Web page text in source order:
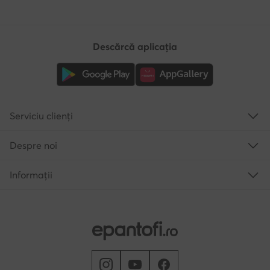
Descărcă aplicația
Serviciu clienți
Despre noi
Informații